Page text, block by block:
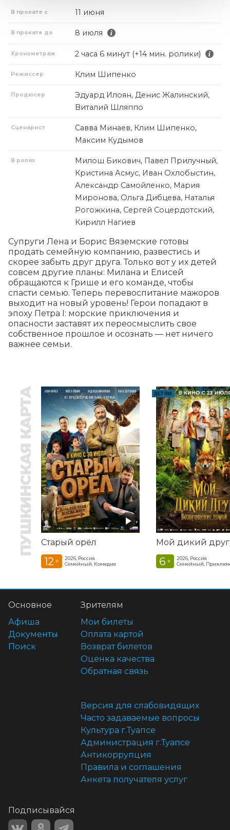
В прокате с 11 июня
В прокате до 8 июля
Хронометраж 2 часа 6 минут (+14 мин. ролики)
Режиссер Клим Шипенко
Продюсер
Эдуард Илоян, Денис Жалинский,
Виталий Шляппо
Сценарист
Савва Минаев, Клим Шипенко,
Максим Кудымов
В ролях
Милош Бикович, Павел Прилучный,
Кристина Асмус, Иван Охлобыстин,
Александр Самойленко, Мария
Миронова, Ольга Дибцева, Наталья
Рогожкина, Сергей Соцердотский,
Кирилл Нагиев
Супруги Лена и Борис Вяземские готовы
продать семейную компанию, развестись и
скорее забыть друг друга. Только вот у их детей
совсем другие планы: Милана и Елисей
обращаются к Грише и его команде, чтобы
спасти семью. Теперь перевоспитание мажоров
выходит на новый уровень! Герои попадают в
эпоху Петра I: морские приключения и
опасности заставят их переосмыслить свое
собственное прошлое и осознать — нет ничего
важнее семьи.
ПУШКИНСКАЯ КАРТА Старый орёл
12 +
2026, Россия
Семейный, Комедия
ДЕТЯМ
6 +
2026, Россия
Семейный,
Основное
Афиша
Документы
Поиск
Зрителям
Мои билеты
Оплата картой
Возврат билетов
Оценка качества
Обратная связь
Версия для слабовидящих
Часто задаваемые вопросы
Культура г.Туапсе
Администрация г.Туапсе
Антикоррупция
Правила и соглашения
Анкета получателя услуг
Подписывайся